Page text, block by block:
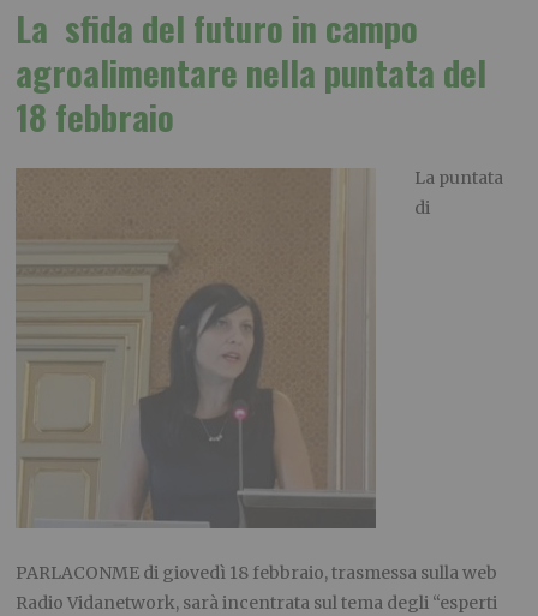
La sfida del futuro in campo
agroalimentare nella puntata del
18 febbraio
La puntata
di
PARLACONME di giovedì 18 febbraio, trasmessa sulla web
Radio Vidanetwork, sarà incentrata sul tema degli “esperti